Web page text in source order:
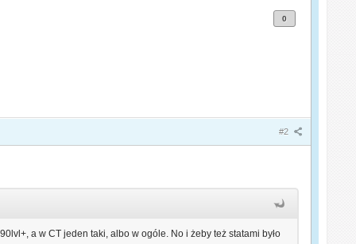
0
#2
a w CT jeden taki, albo w ogóle. No i żeby też statami było